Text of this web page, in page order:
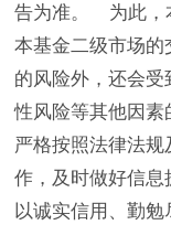
告为准。 为此，
本基金二级市场
的风险外，还会
性风险等其他因
严格按照法律法
作，及时做好信
以诚实信用、勤